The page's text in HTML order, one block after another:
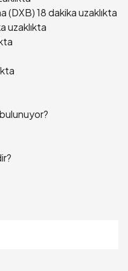
(DXB) 18 dakika uzaklıkta
uzaklıkta